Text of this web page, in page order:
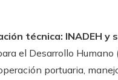
técnica: INADEH y
el Desarrollo
portuaria,